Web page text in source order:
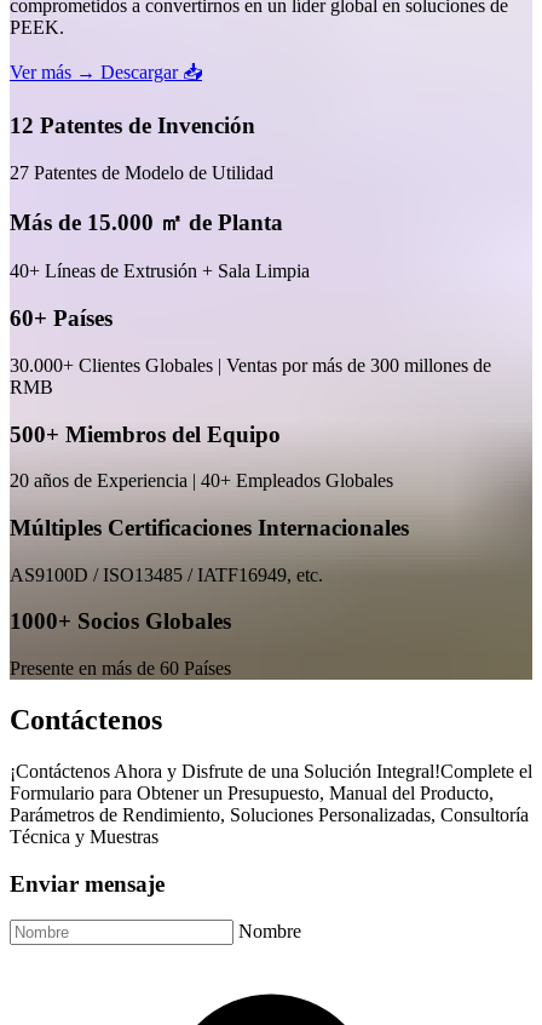
comprometidos a convertirnos en un líder global en soluciones de
PEEK.
Ver más → Descargar 📥
12 Patentes de Invención
27 Patentes de Modelo de Utilidad
Más de 15.000 ㎡ de Planta
40+ Líneas de Extrusión + Sala Limpia
60+ Países
30.000+ Clientes Globales | Ventas por más de 300 millones de
RMB
500+ Miembros del Equipo
20 años de Experiencia | 40+ Empleados Globales
Múltiples Certificaciones Internacionales
AS9100D / ISO13485 / IATF16949, etc.
1000+ Socios Globales
Presente en más de 60 Países
Contáctenos
¡Contáctenos Ahora y Disfrute de una Solución Integral!Complete el
Formulario para Obtener un Presupuesto, Manual del Producto,
Parámetros de Rendimiento, Soluciones Personalizadas, Consultoría
Técnica y Muestras
Enviar mensaje
Nombre